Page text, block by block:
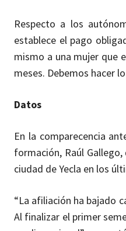
Respecto a los
establece el pago
mismo a una mujer que
meses. Debemos hacer
Datos
En la comparecencia
formación, Raúl
ciudad de Yecla en los
“La afiliación ha bajado
Al finalizar el primer